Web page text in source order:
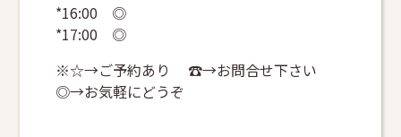
*16:00 ◎
*17:00 ◎
※☆→ご予約あり ☎→お問合せ下さい
◎→お気軽にどうぞ